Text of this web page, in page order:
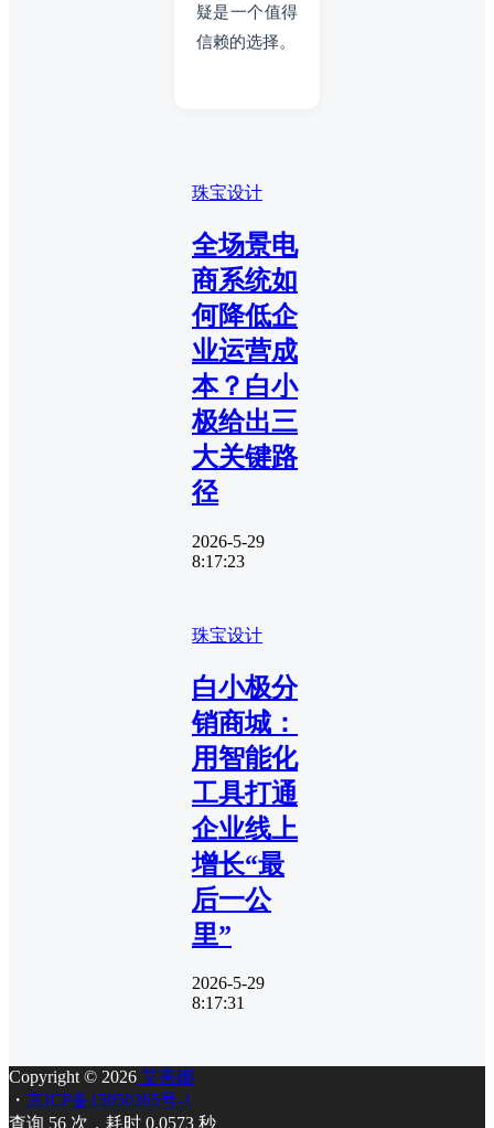
疑是一个值得
信赖的选择。
珠宝设计
全场景电
商系统如
何降低企
业运营成
本？白小
极给出三
大关键路
径
2026-5-29
8:17:23
珠宝设计
白小极分
销商城：
用智能化
工具打通
企业线上
增长“最
后一公
里”
2026-5-29
8:17:31
Copyright © 2026 艾蒂娜
・ 京ICP备15050365号-1
查询 56 次，耗时 0.0573 秒